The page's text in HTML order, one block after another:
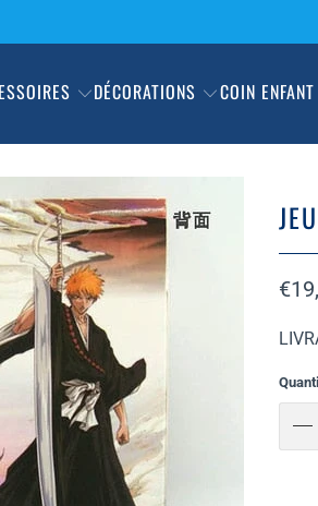
DÉCORATIONS COIN ENFANT